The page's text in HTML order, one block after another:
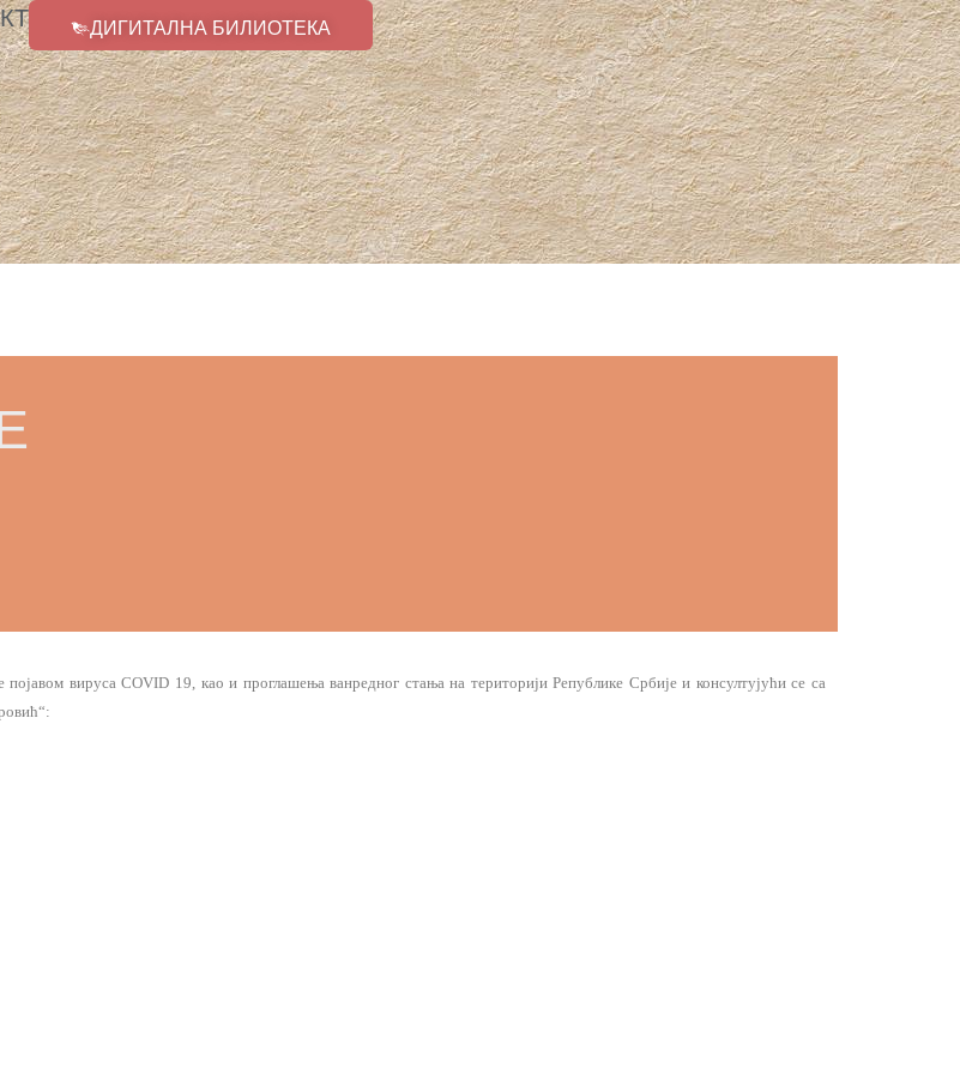
ДИГИТАЛНА БИЛИОТЕКА
вируса COVID 19, као и проглашења ванредног стања на територији Републике Србије и консултујући се са